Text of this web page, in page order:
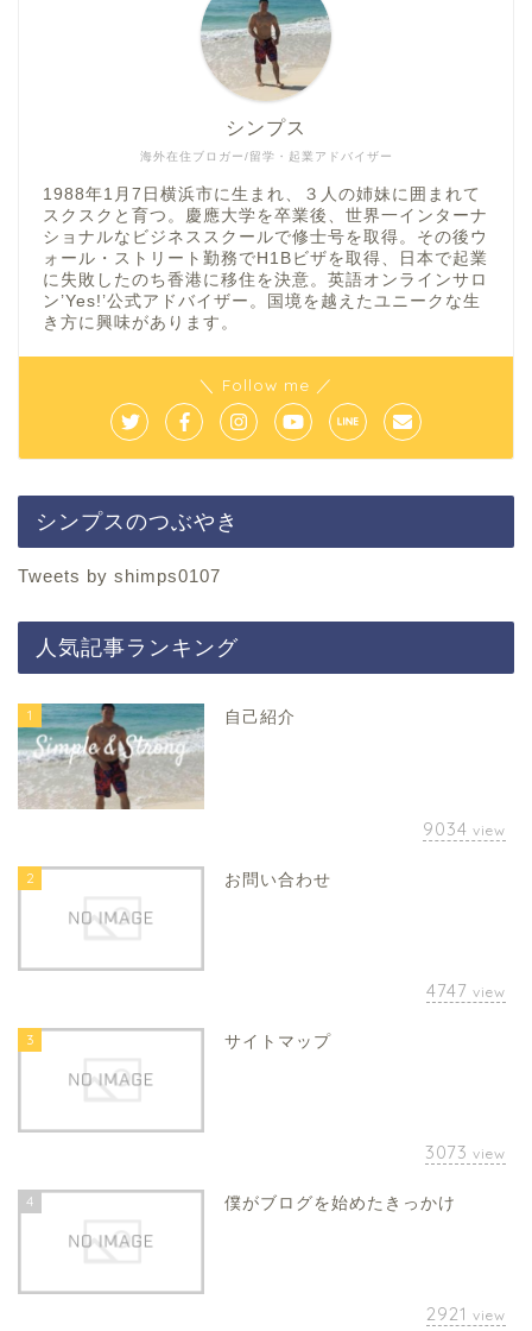
海外在住ブロガー/留学・起業アドバイザー
シンプス
1988年1月7日横浜市に生まれ、３人の姉妹に囲まれて
スクスクと育つ。慶應大学を卒業後、世界一インターナ
ショナルなビジネススクールで修士号を取得。その後ウ
ォール・ストリート勤務でH1Bビザを取得、日本で起業
に失敗したのち香港に移住を決意。英語オンラインサロ
ン’Yes!’公式アドバイザー。国境を越えたユニークな生
き方に興味があります。
＼ Follow me ／
シンプスのつぶやき
Tweets by shimps0107
人気記事ランキング
1 自己紹介
9034 view
2 お問い合わせ
4747 view
3 サイトマップ
3073 view
4 僕がブログを始めたきっかけ
2921 view